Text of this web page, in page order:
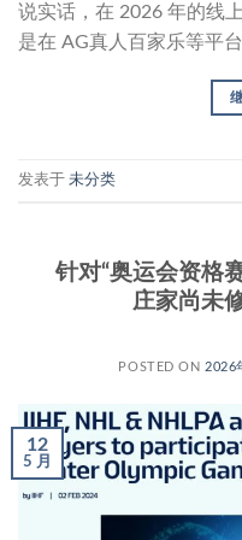
说实话，在 2026 年的线
是在 AG真人百家乐等平
发表于 未分类
针对“奥运会资格
庄家尚未
POSTED ON2026
12
5 月